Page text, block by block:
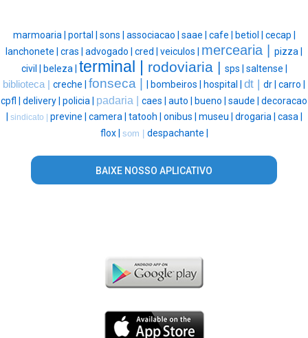
marmoaria | portal | sons | associacao | saae | cafe | betiol | cecap |
lanchonete | cras | advogado | cred | veiculos | mercearia |
pizza |
civil |
beleza | terminal | rodoviaria | sps | saltense |
biblioteca | creche | fonseca | bombeiros | hospital | dt | dr | carro |
cpfl | delivery | policia | padaria | caes | auto | bueno | saude | decoracao
sindicato | previne | camera | tatooh | onibus | museu | drogaria | casa |
flox | som | despachante |
BAIXE NOSSO APLICATIVO